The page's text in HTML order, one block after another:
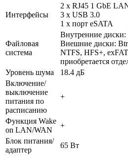
Интерфейсы
2 х RJ45 1 GbE
3 x USB 3.0
1 x порт eSATA
Файловая
система
Внутренние
Внешние диски:
NTFS, HFS+,
приобретается
Уровень шума
18.4 дБ
Включение/
выключение
питания по
расписанию
+
Функция Wake
on LAN/WAN
+
Блок питания/
адаптер
65 Вт